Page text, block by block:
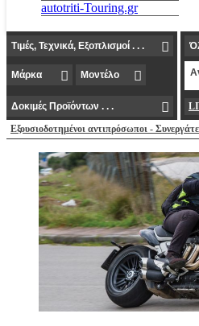
autotriti-Touring.gr
Εξουσιοδοτημένοι αντιπρόσωποι -